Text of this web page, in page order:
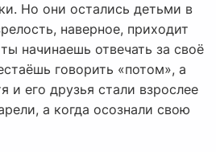
Но они остались детьми в
наверное, приходит
начинаешь отвечать за своё
говорить «потом», а
и его друзья стали взрослее
а когда осознали свою